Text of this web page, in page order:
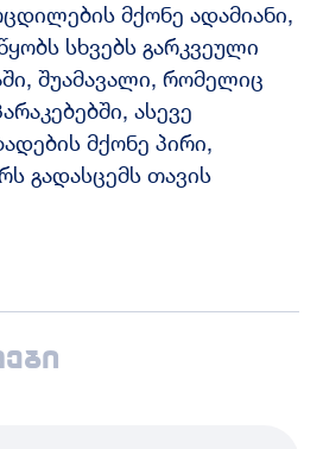
მქონე ადამიანი,
სხვებს გარკვეული
შუამავალი, რომელიც
ასევე
მქონე პირი,
გადასცემს თავის